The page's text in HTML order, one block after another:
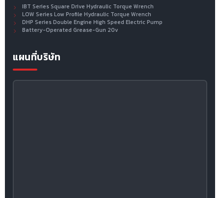
IBT Series Square Drive Hydraulic Torque Wrench
LOW Series Low Profile Hydraulic Torque Wrench
DHP Series Double Engine High Speed Electric Pump
Battery-Operated Grease-Gun 20v
แผนที่บริษัท